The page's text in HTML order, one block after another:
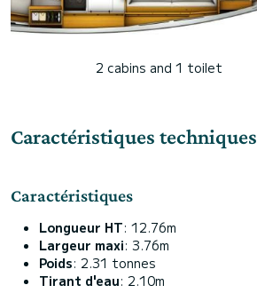
2 cabins and 1 toilet
Caractéristiques techniques
Caractéristiques
Longueur HT: 12.76m
Largeur maxi: 3.76m
Poids: 2.31 tonnes
Tirant d'eau: 2.10m